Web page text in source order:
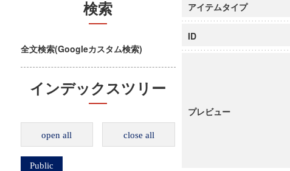
検索
全文検索(Googleカスタム検索)
インデックスツリー
open all close all
Public
アイテムタイプ
ID
プレビュー